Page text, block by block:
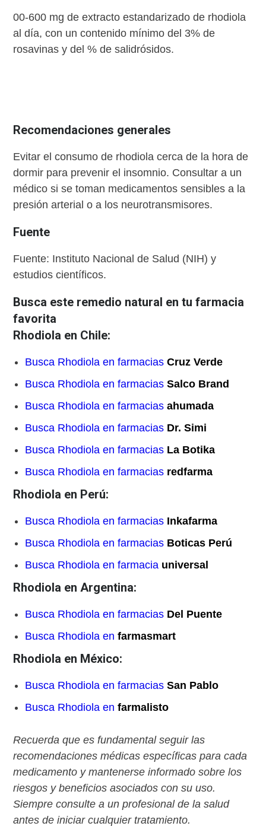
00-600 mg de extracto estandarizado de rhodiola
al día, con un contenido mínimo del 3% de
rosavinas y del % de salidrósidos.
Recomendaciones generales
Evitar el consumo de rhodiola cerca de la hora de
dormir para prevenir el insomnio. Consultar a un
médico si se toman medicamentos sensibles a la
presión arterial o a los neurotransmisores.
Fuente
Fuente: Instituto Nacional de Salud (NIH) y
estudios científicos.
Busca este remedio natural en tu farmacia
favorita
Rhodiola en Chile:
Busca Rhodiola en farmaciasCruz Verde
Busca Rhodiola en farmaciasSalco Brand
Busca Rhodiola en farmaciasahumada
Busca Rhodiola en farmacias Dr. Simi
Busca Rhodiola en farmacias La Botika
Busca Rhodiola en farmacias redfarma
Rhodiola en Perú:
Busca Rhodiola en farmacias Inkafarma
Busca Rhodiola en farmacias Boticas Perú
Busca Rhodiola en farmacia universal
Rhodiola en Argentina:
Busca Rhodiola en farmacias Del Puente
Busca Rhodiola enfarmasmart
Rhodiola en México:
Busca Rhodiola en farmaciasSan Pablo
Busca Rhodiola enfarmalisto
Recuerda que es fundamental seguir las
recomendaciones médicas específicas para cada
medicamento y mantenerse informado sobre los
riesgos y beneficios asociados con su uso.
Siempre consulte a un profesional de la salud
antes de iniciar cualquier tratamiento.